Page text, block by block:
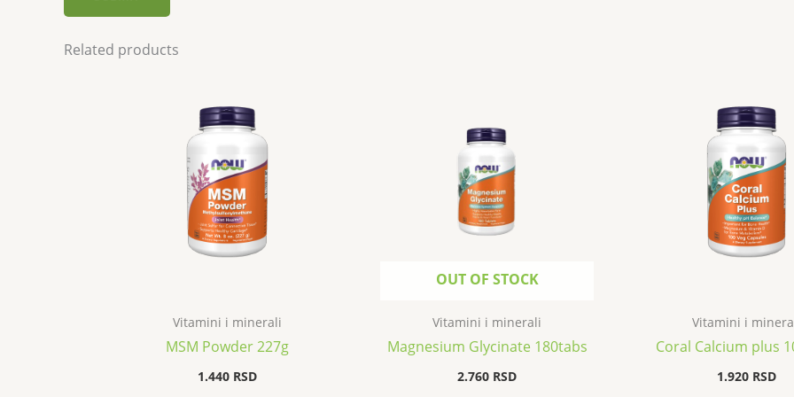
Related products
Vitamini i minerali
MSM Powder 227g
1.440 RSD
OUT OF STOCK
Vitamini i minerali
Magnesium Glycinate 180tabs
2.760 RSD
Vitamini i
Coral Calcium plus
1.920 RSD